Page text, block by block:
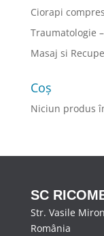
Ciorapi
Traumatologie
Masaj si
Coș
Niciun produs
SC
Str. Vasile
România